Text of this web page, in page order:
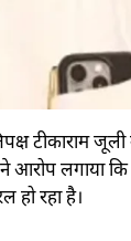
टीकाराम
लगाया कि
हो रहा है।